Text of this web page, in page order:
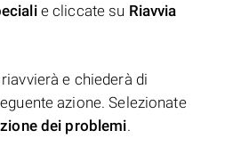
e cliccate su Riavvia
e chiederà di
azione. Selezionate
dei problemi.